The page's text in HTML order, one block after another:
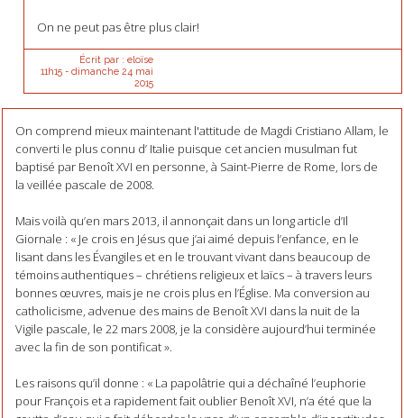
On ne peut pas être plus clair!
Écrit par : eloïse
11h15- dimanche 24 mai
2015
On comprend mieux maintenant l'attitude de Magdi Cristiano Allam, le
converti le plus connu d’ Italie puisque cet ancien musulman fut
baptisé par Benoît XVI en personne, à Saint-Pierre de Rome, lors de
la veillée pascale de 2008.
Mais voilà qu’en mars 2013, il annonçait dans un long article d’Il
Giornale : « Je crois en Jésus que j’ai aimé depuis l’enfance, en le
lisant dans les Évangiles et en le trouvant vivant dans beaucoup de
témoins authentiques – chrétiens religieux et laïcs – à travers leurs
bonnes œuvres, mais je ne crois plus en l’Église. Ma conversion au
catholicisme, advenue des mains de Benoît XVI dans la nuit de la
Vigile pascale, le 22 mars 2008, je la considère aujourd’hui terminée
avec la fin de son pontificat ».
Les raisons qu’il donne : « La papolâtrie qui a déchaîné l’euphorie
pour François et a rapidement fait oublier Benoît XVI, n’a été que la